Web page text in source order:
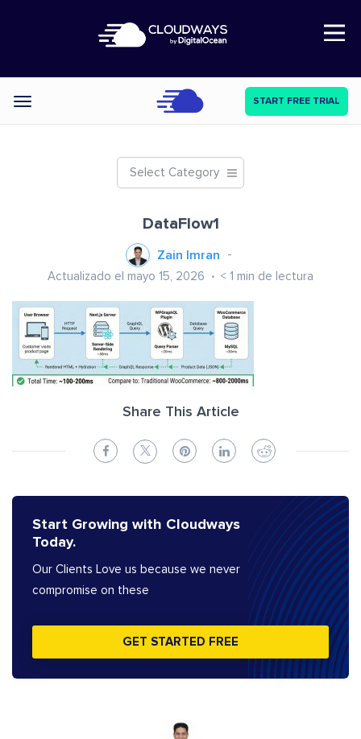
Open Nav
Categories START FREE TRIAL
Select Category
DataFlow1
Zain Imran
Actualizado el mayo 15, 2026 < 1 min de lectura
Share This Article
Start Growing with Cloudways
Today.
Our Clients Love us because we never
compromise on these
GET STARTED FREE